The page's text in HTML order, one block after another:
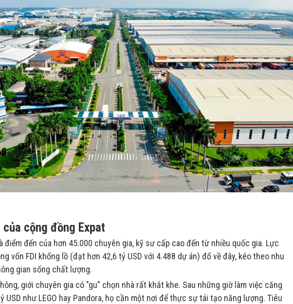
cộng đồng Expat
điểm đến của hơn 45.000 chuyên gia, kỹ sư cấp cao đến từ nhiều quốc gia. Lực
vốn FDI khổng lồ (đạt hơn 42,6 tỷ USD với 4.488 dự án) đổ về đây, kéo theo nhu
gian sống chất lượng.
giới chuyên gia có "gu" chọn nhà rất khắt khe. Sau những giờ làm việc căng
USD như LEGO hay Pandora, họ cần một nơi để thực sự tái tạo năng lượng. Tiêu